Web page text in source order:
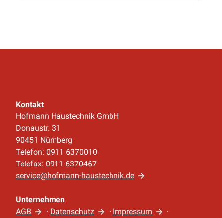
Kontakt
Hofmann Haustechnik GmbH
Donaustr. 31
90451 Nürnberg
Telefon: 0911 6370010
Telefax: 0911 6370467
service@hofmann-haustechnik.de
Unternehmen
AGB
· Datenschutz · Impressum
·